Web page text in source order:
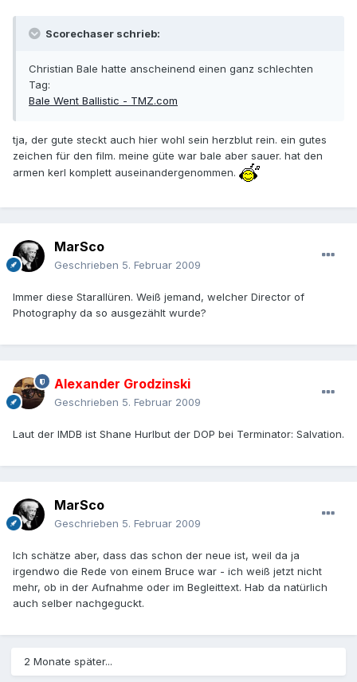
Scorechaser schrieb:
Christian Bale hatte anscheinend einen ganz schlechten
Tag:
Bale Went Ballistic - TMZ.com
tja, der gute steckt auch hier wohl sein herzblut rein. ein gutes
zeichen für den film. meine güte war bale aber sauer. hat den
armen kerl komplett auseinandergenommen.
MarSco
Geschrieben 5. Februar 2009
Immer diese Starallüren. Weiß jemand, welcher Director of
Photography da so ausgezählt wurde?
Alexander Grodzinski
Geschrieben 5. Februar 2009
Laut der IMDB ist Shane Hurlbut der DOP bei Terminator: Salvation.
MarSco
Geschrieben 5. Februar 2009
Ich schätze aber, dass das schon der neue ist, weil da ja
irgendwo die Rede von einem Bruce war - ich weiß jetzt nicht
mehr, ob in der Aufnahme oder im Begleittext. Hab da natürlich
auch selber nachgeguckt.
2 Monate später...